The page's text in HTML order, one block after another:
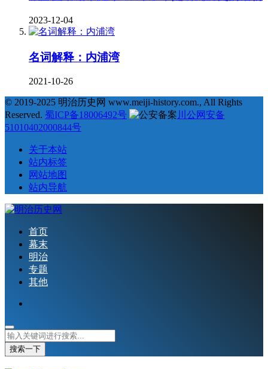
2023-12-04
名词解释：内浦湾
2021-10-26
© 2019-2025 明治历史网 www.meiji-history.com., All Rights
Reserved. 蜀ICP备18006492号
川公网安备
51010402000844号
关于本站
站内标签
网站地图
站内导航
首页
幕末
明治
专题
其他
搜索一下